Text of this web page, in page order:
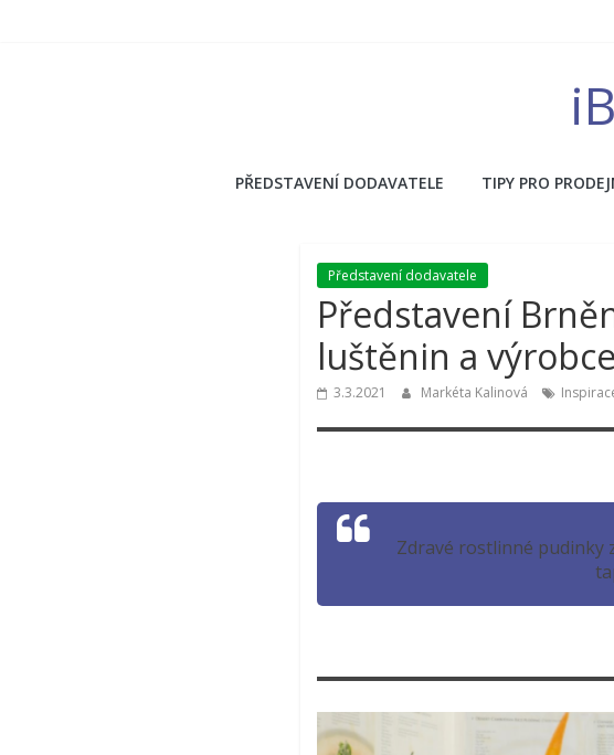
PŘEDSTAVENÍ DODAVATELE TIPY PRO
Představení dodavatele
Představení
luštěnin a
3.3.2021 Markéta Kalinová
Zdravé rostlinné pudinky